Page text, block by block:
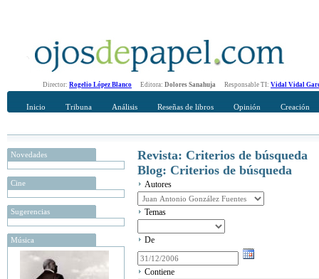
Director: Rogelio López Blanco Editora: Dolores Sanahuja Responsable TI: Vidal Vidal
Inicio Tribuna Análisis Reseñas de libros Opinión Creación
Novedades
Cine
Sugerencias
Música
Revista: Criterios de búsqueda
Blog: Criterios de búsqueda
Autores
Temas
De
Contiene